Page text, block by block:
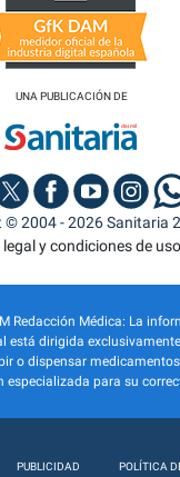
UNA PUBLICACIÓN DE
© 2004 - 2026 Sanitaria
y condiciones de uso
Redacción Médica: La
está dirigida
o dispensar
especializada para su
PUBLICIDAD POLÍTICA